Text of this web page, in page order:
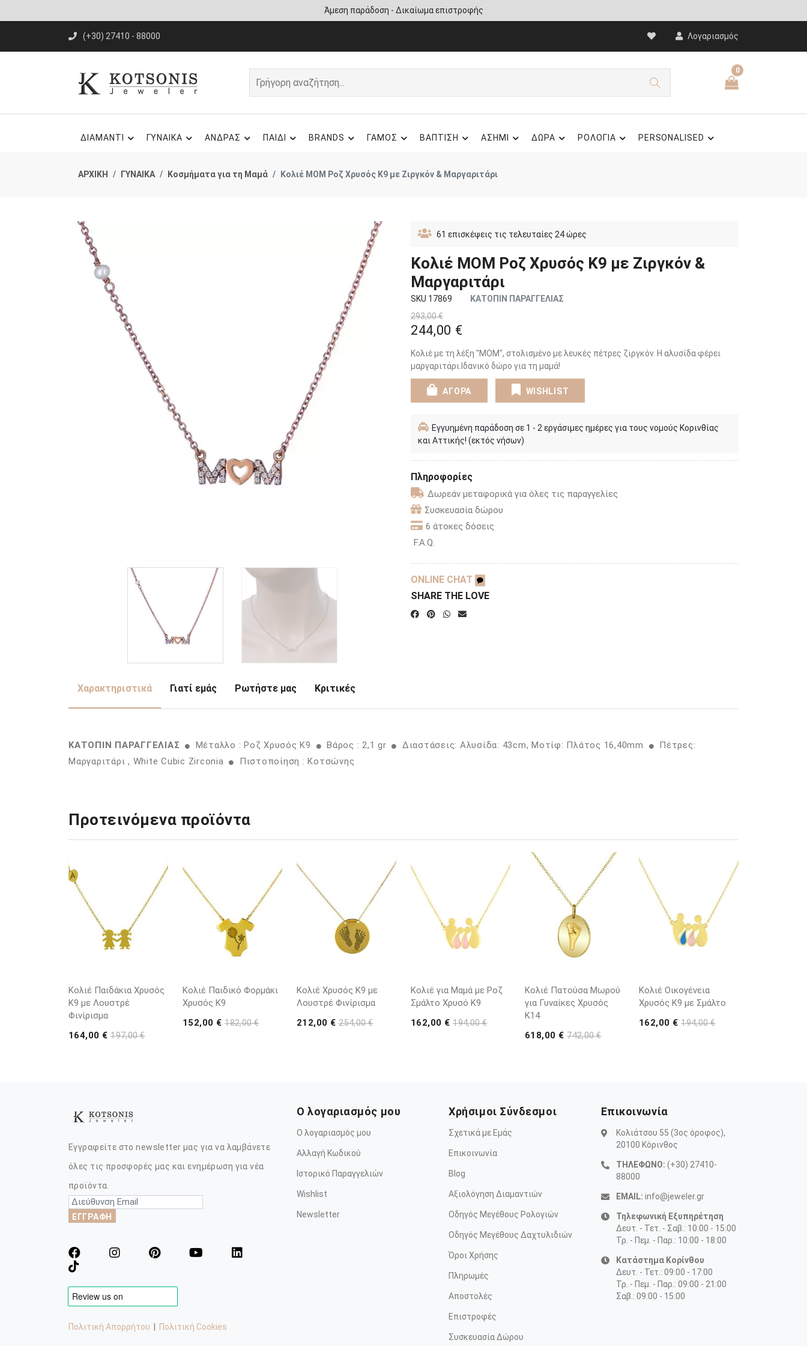
Άμεση παράδοση - Δικαίωμα επιστροφής
(+30) 27410 - 88000 Λογαριασμός
0
ΔΙΑΜΑΝΤΙ ΓΥΝΑΙΚΑ ΑΝΔΡΑΣ ΠΑΙΔΙ BRANDS ΓΑΜΟΣ ΒΑΠΤΙΣΗ ΑΣΗΜΙ ΔΩΡΑ ΡΟΛΟΓΙΑ PERSONALISED
ΑΡΧΙΚΗ ΓΥΝΑΙΚΑ Κοσμήματα για τη Μαμά Κολιέ ΜΟΜ Ροζ Χρυσός Κ9 με Ζιργκόν & Μαργαριτάρι
61 επισκέψεις τις τελευταίες 24 ώρες
Κολιέ ΜΟΜ Ροζ Χρυσός Κ9 με Ζιργκόν &
Μαργαριτάρι
SKU 17869
ΚΑΤΟΠΙΝ ΠΑΡΑΓΓΕΛΙΑΣ
293,00 €
244,00 €
Κολιέ με τη λέξη "ΜΟΜ", στολισμένο με λευκές πέτρες ζιργκόν. Η αλυσίδα φέρει
μαργαριτάρι.Ιδανικό δώρο για τη μαμά!
ΑΓΟΡΑ WISHLIST
Εγγυημένη παράδοση σε 1 - 2 εργάσιμες ημέρες για τους νομούς Κορινθίας
και Αττικής! (εκτός νήσων)
Πληροφορίες
Δωρεάν μεταφορικά για όλες τις παραγγελίες
Συσκευασία δώρου
6 άτοκες δόσεις
F.A.Q.
ONLINE CHAT
SHARE THE LOVE
Χαρακτηριστικά Γιατί εμάς Ρωτήστε μας Κριτικές
ΚΑΤΟΠΙΝ ΠΑΡΑΓΓΕΛΙΑΣ Μέταλλο : Ροζ Χρυσός K9 Βάρος : 2,1 gr Διαστάσεις: Αλυσίδα: 43cm, Μοτίφ: Πλάτος 16,40mm
Πέτρες:
Μαργαριτάρι , White Cubic Zirconia
Πιστοποίηση : Κοτσώνης
Προτεινόμενα προϊόντα
Κολιέ Παιδάκια Χρυσός
Κ9 με Λουστρέ
Φινίρισμα
164,00 €197,00 €
Κολιέ Παιδικό Φορμάκι
Χρυσός Κ9
152,00 €182,00 €
Κολιέ Χρυσός Κ9 με
Λουστρέ Φινίρισμα
212,00 €254,00 €
Κολιέ για Μαμά με Ροζ
Σμάλτο Χρυσό K9
162,00 €194,00 €
Κολιέ Πατούσα Μωρού
για Γυναίκες Χρυσός
K14
618,00 €742,00 €
Κολιέ Οικογένεια
Χρυσός Κ9 με Σμάλτο
162,00 €194,00 €
Εγγραφείτε στο newsletter μας για να λαμβάνετε
όλες τις προσφορές μας και ενημέρωση για νέα
προϊόντα.
ΕΓΓΡΑΦΗ
Πολιτική Απορρήτου Πολιτική Cookies
Ο λογαριασμός μου
Ο λογαριασμός μου
Αλλαγή Κωδικού
Ιστορικό Παραγγελιών
Wishlist
Newsletter
Χρήσιμοι Σύνδεσμοι
Σχετικά με Εμάς
Επικοινωνία
Blog
Αξιολόγηση Διαμαντιών
Οδηγός Μεγέθους Ρολογιών
Οδηγός Μεγέθους Δαχτυλιδιών
Όροι Χρήσης
Πληρωμές
Αποστολές
Επιστροφές
Συσκευασία Δώρου
Επικοινωνία
Κολιάτσου 55 (3ος όροφος),
20100 Κόρινθος
ΤΗΛΕΦΩΝΟ: (+30) 27410-
88000
EMAIL: info@jeweler.gr
Τηλεφωνική Εξυπηρέτηση
Δευτ. - Τετ. - Σαβ.: 10:00 - 15:00
Τρ. - Πεμ. - Παρ.: 10:00 - 18:00
Κατάστημα Κορίνθου
Δευτ. - Τετ.: 09:00 - 17:00
Τρ. - Πεμ. - Παρ.: 09:00 - 21:00
Σαβ.: 09:00 - 15:00